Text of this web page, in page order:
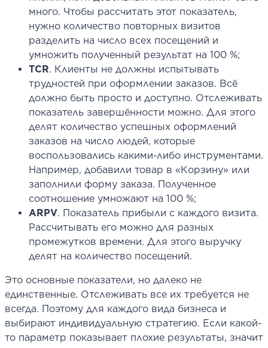
много. Чтобы рассчитать этот показатель,
нужно количество повторных визитов
разделить на число всех посещений и
умножить полученный результат на 100 %;
TCR. Клиенты не должны испытывать
трудностей при оформлении заказов. Всё
должно быть просто и доступно. Отслеживать
показатель завершённости можно. Для этого
делят количество успешных оформлений
заказов на число людей, которые
воспользовались какими-либо инструментами.
Например, добавили товар в «Корзину» или
заполнили форму заказа. Полученное
соотношение умножают на 100 %;
ARPV. Показатель прибыли с каждого визита.
Рассчитывать его можно для разных
промежутков времени. Для этого выручку
делят на количество посещений.
Это основные показатели, но далеко не
единственные. Отслеживать все их требуется не
всегда. Поэтому для каждого вида бизнеса и
выбирают индивидуальную стратегию. Если какой-
то параметр показывает плохие результаты, значит